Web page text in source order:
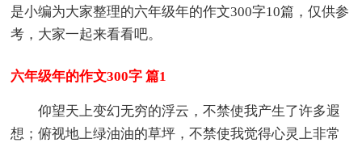
是小编为大家整理的六年级年的作文300字10篇，仅供参
考，大家一起来看看吧。
六年级年的作文300字 篇1
仰望天上变幻无穷的浮云，不禁使我产生了许多遐
想；俯视地上绿油油的草坪，不禁使我觉得心灵上非常